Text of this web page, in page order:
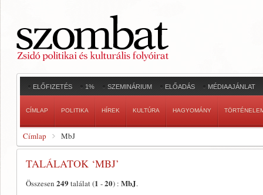
ELŐFIZETÉS 1% SZEMINÁRIUM ELŐADÁS MÉDIAAJÁNLAT
CÍMLAP POLITIKA HÍREK KULTÚRA HAGYOMÁNY
Címlap MbJ
TALÁLATOK ‘MBJ’
Összesen 249 találat (1 -20) : MbJ.